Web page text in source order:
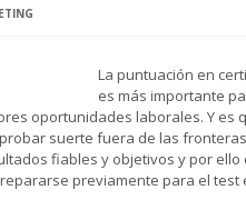
La puntuación en
es más importante
oportunidades laborales. Y es
suerte fuera de las
fiables y objetivos y por
previamente para el